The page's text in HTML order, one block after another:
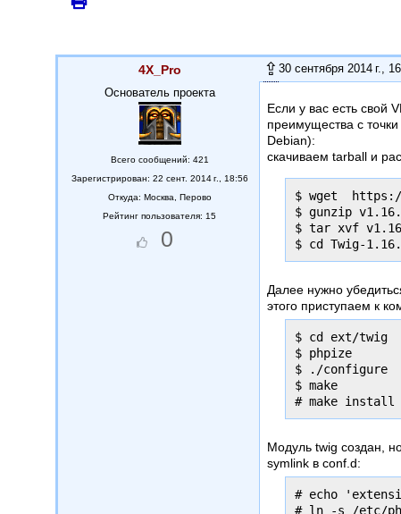
4X_Pro
Основатель проекта
Всего сообщений: 421
Зарегистрирован: 22 сент. 2014 г., 18:56
Откуда: Москва, Перово
Рейтинг пользователя: 15
0
30 сентября 2014 г.,
Если у вас есть свой
преимущества с
Debian):
скачиваем tarball и
$ wget
$ gunzip
$ tar xvf
Далее нужно
этого приступаем к
$ cd ext/twig
$ phpize
$ ./configure
$ make
Модуль twig создан,
symlink в conf.d:
# echo